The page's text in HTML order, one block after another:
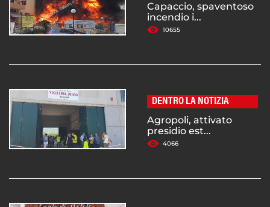
Capaccio, spaventoso
incendio i...
10655
DENTRO LA NOTIZIA
Agropoli, attivato
presidio est...
4066